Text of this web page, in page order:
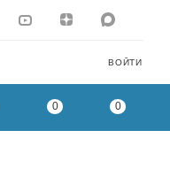
ВОЙТИ
0 0